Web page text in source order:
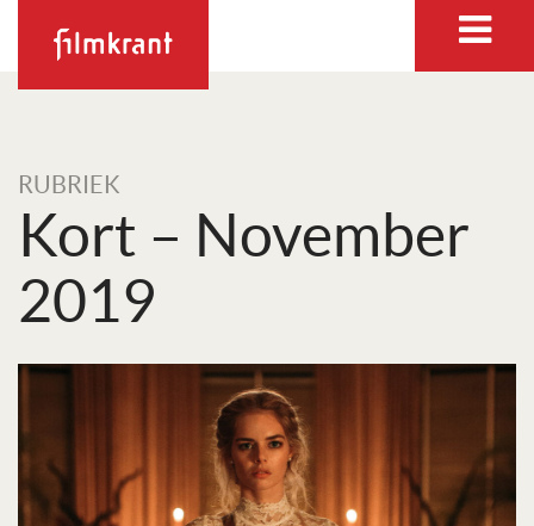
RUBRIEK
Kort – November
2019